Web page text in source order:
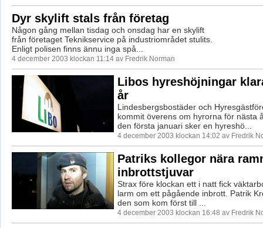
Dyr skylift stals från företag
Någon gång mellan tisdag och onsdag har en skylift
från företaget Teknikservice på industriområdet stulits.
Enligt polisen finns ännu inga spå...
4 december 2003 klockan 11:14 av Fredrik Norman
Libos hyreshöjningar
år
Lindesbergsbostäder och
kommit överens om hyrorna för nästa
den första januari sker en hyreshö...
4 december 2003 klockan 14:02 av Fredrik
Patriks kollegor nära
inbrottstjuvar
Strax före klockan ett i natt fick
larm om ett pågående inbrott. Patrik
den som kom först till ...
4 december 2003 klockan 16:48 av Fredrik